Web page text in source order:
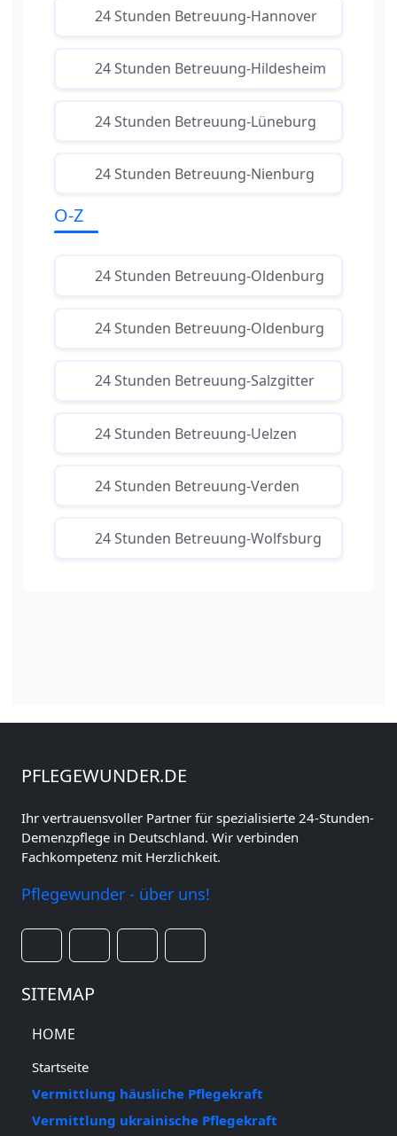
24 Stunden Betreuung-Hannover
24 Stunden Betreuung-Hildesheim
24 Stunden Betreuung-Lüneburg
24 Stunden Betreuung-Nienburg
O-Z
24 Stunden Betreuung-Oldenburg
24 Stunden Betreuung-Oldenburg
24 Stunden Betreuung-Salzgitter
24 Stunden Betreuung-Uelzen
24 Stunden Betreuung-Verden
24 Stunden Betreuung-Wolfsburg
PFLEGEWUNDER.DE
Ihr vertrauensvoller Partner für spezialisierte 24-Stunden-
Demenzpflege in Deutschland. Wir verbinden
Fachkompetenz mit Herzlichkeit.
Pflegewunder - über uns!
SITEMAP
HOME
Startseite
Vermittlung häusliche Pflegekraft
Vermittlung ukrainische Pflegekraft